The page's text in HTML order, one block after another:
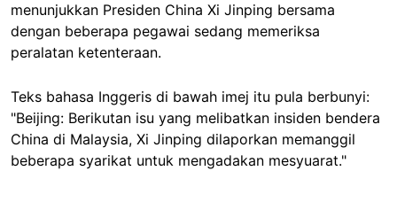
menunjukkan Presiden China Xi Jinping bersama
dengan beberapa pegawai sedang memeriksa
peralatan ketenteraan.
Teks bahasa Inggeris di bawah imej itu pula berbunyi:
"Beijing: Berikutan isu yang melibatkan insiden bendera
China di Malaysia, Xi Jinping dilaporkan memanggil
beberapa syarikat untuk mengadakan mesyuarat."